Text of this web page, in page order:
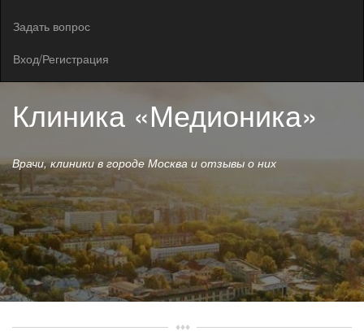
Задать вопрос
Вход/Регистрация
Клиника «Медионика»
Врачи, клиники в городе Москва и отзывы о них